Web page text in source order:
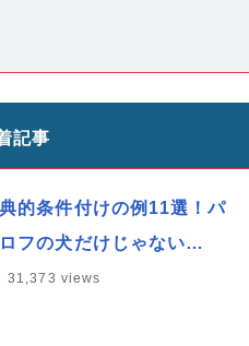
記事
的条件付けの例11選！パ
フの犬だけじゃない…
31,373 views